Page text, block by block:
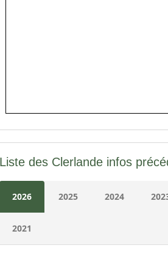
des Clerlande infos
2026 2025 2024
2021